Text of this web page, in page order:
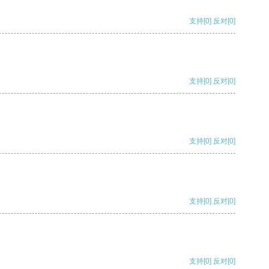
支持[0] 反对[0]
支持[0] 反对[0]
支持[0] 反对[0]
支持[0] 反对[0]
支持[0] 反对[0]